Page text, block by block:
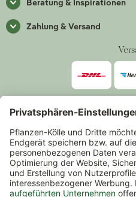
Beratung & Inspirationen
Zahlung & Versand
*Alle Preise inkl. gesetzlicher
Mindestbestellwert 14,90 €,